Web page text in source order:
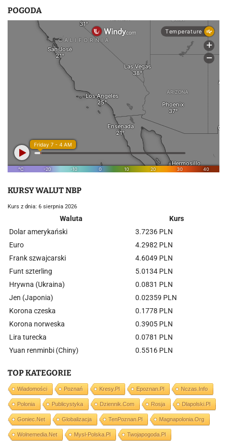
u
POGODA
KURSY WALUT NBP
Kurs z dnia: 6 sierpnia 2026
Waluta
Kurs
Dolar amerykański
3.7236 PLN
Euro
4.2982 PLN
Frank szwajcarski
4.6049 PLN
Funt szterling
5.0134 PLN
Hrywna (Ukraina)
0.0831 PLN
Jen (Japonia)
0.02359 PLN
Korona czeska
0.1778 PLN
Korona norweska
0.3905 PLN
Lira turecka
0.0781 PLN
Yuan renminbi (Chiny)
0.5516 PLN
TOP KATEGORIE
Wiadomości Poznań Kresy.pl Epoznan.pl Nczas.info
Polonia Publicystyka Dziennik.com Rosja Dlapolski.pl
Goniec.net Globalizacja TenPoznan.pl Magnapolonia.org
Wolnemedia.net Mysl-Polska.pl Twojapogoda.pl